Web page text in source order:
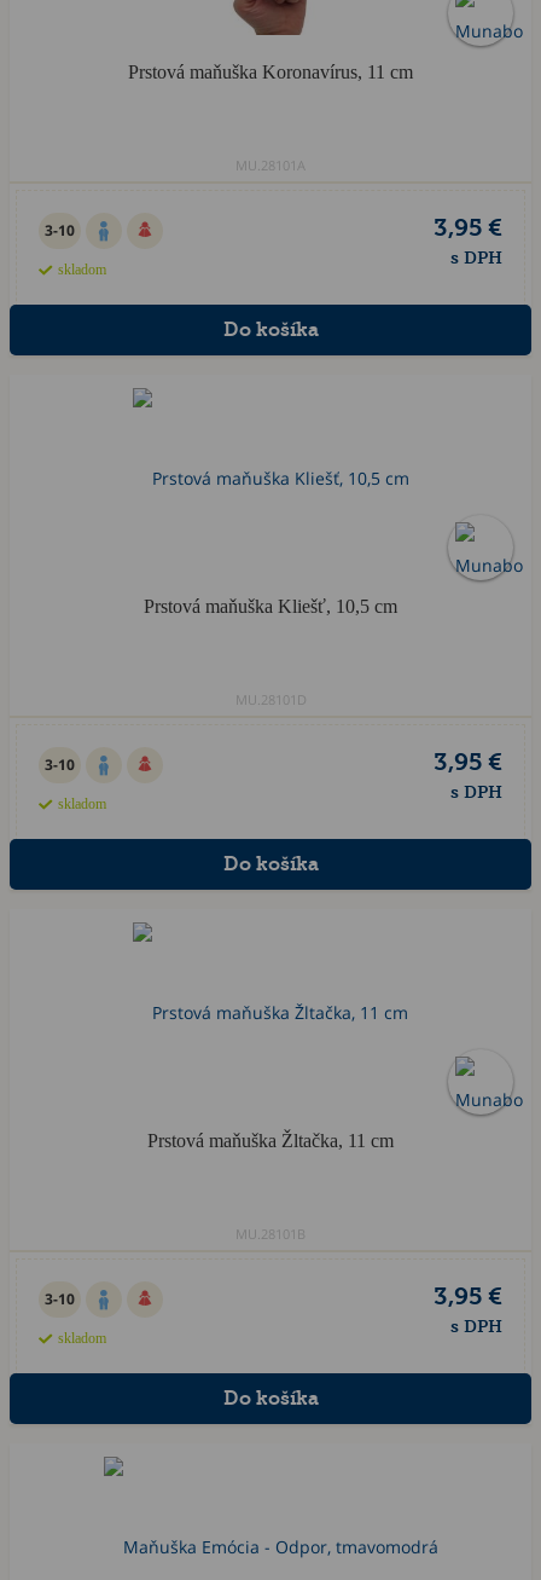
Prstová maňuška Koronavírus, 11 cm
MU.28101A
3-10
skladom
3,95 €
s DPH
Prstová maňuška Kliešť, 10,5 cm
MU.28101D
3-10
skladom
3,95 €
s DPH
Prstová maňuška Žltačka, 11 cm
MU.28101B
3-10
skladom
3,95 €
s DPH